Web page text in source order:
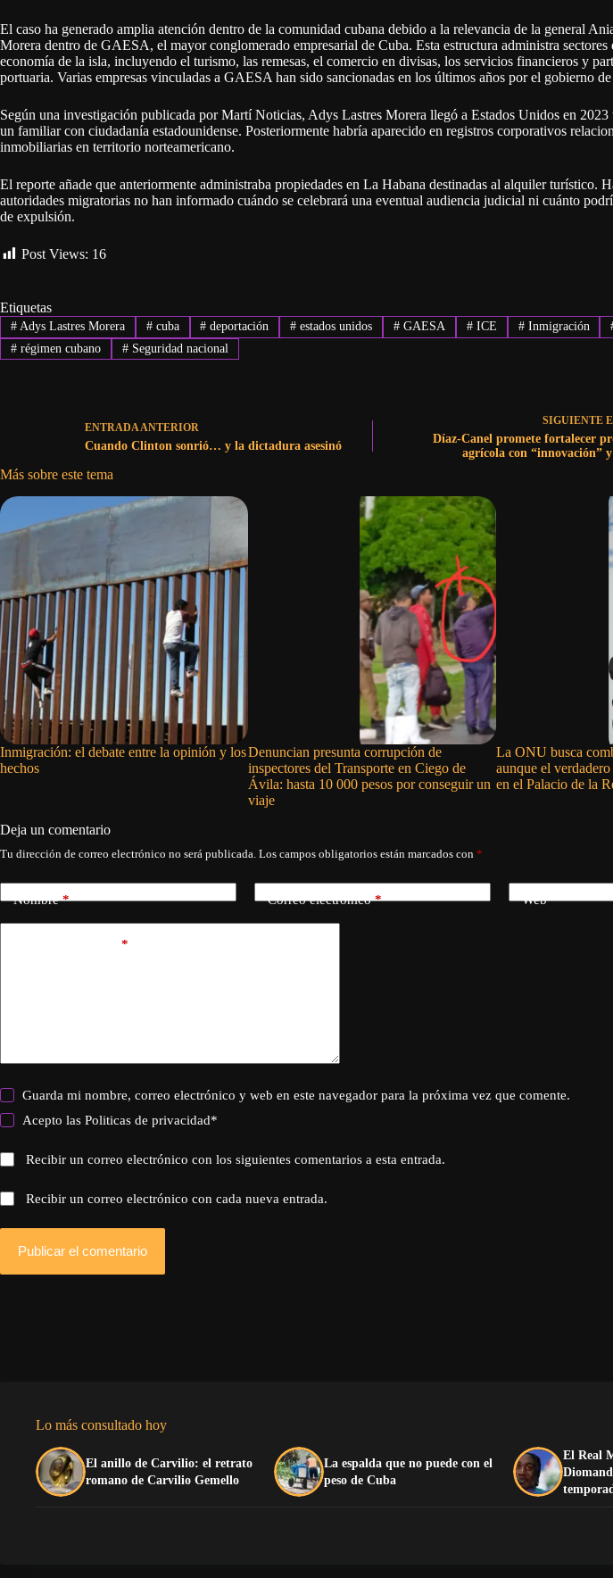
El caso ha generado amplia atención dentro de la comunidad cubana debido a la relevancia de la general
Morera dentro de GAESA, el mayor conglomerado empresarial de Cuba. Esta estructura administra sectores
economía de la isla, incluyendo el turismo, las remesas, el comercio en divisas, los servicios financieros y
portuaria. Varias empresas vinculadas a GAESA han sido sancionadas en los últimos años por el gobierno
Según una investigación publicada por Martí Noticias, Adys Lastres Morera llegó a Estados Unidos en 2023
un familiar con ciudadanía estadounidense. Posteriormente habría aparecido en registros corporativos
inmobiliarias en territorio norteamericano.
El reporte añade que anteriormente administraba propiedades en La Habana destinadas al alquiler turístico.
autoridades migratorias no han informado cuándo se celebrará una eventual audiencia judicial ni cuánto
de expulsión.
Post Views: 16
Etiquetas
#Adys Lastres Morera #cuba # deportación # estados unidos # GAESA #ICE #Inmigración
#régimen cubano #Seguridad nacional
ENTRADA ANTERIOR
Cuando Clinton sonrió… y la dictadura asesinó
SIGUIENTE
Díaz-Canel promete fortalecer
agrícola con “innovación”
Más sobre este tema
Inmigración: el debate entre la opinión y los
hechos
Denuncian presunta corrupción de
inspectores del Transporte en Ciego de
Ávila: hasta 10 000 pesos por conseguir un
viaje
La ONU busca
aunque el
en el Palacio de la
Deja un comentario
Tu dirección de correo electrónico no será publicada. Los campos obligatorios están marcados con *
Nombre* Correo electrónico* Web
*
Guarda mi nombre, correo electrónico y web en este navegador para la próxima vez que comente.
Acepto lasPoliticas de privacidad*
Recibir un correo electrónico con los siguientes comentarios a esta entrada.
Recibir un correo electrónico con cada nueva entrada.
Publicar el comentario
Lo más consultado hoy
El anillo de Carvilio: el retrato
romano de Carvilio Gemello
La espalda que no puede con el
peso de Cuba
El Real